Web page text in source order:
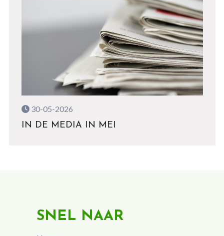
30-05-2026
IN DE MEDIA IN MEI
SNEL NAAR